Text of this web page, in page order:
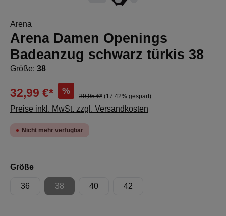
Arena
Arena Damen Openings
Badeanzug schwarz türkis 38
Größe: 38
32,99 €* %
39,95 €* (17.42% gespart)
Preise inkl. MwSt. zzgl. Versandkosten
Nicht mehr verfügbar
Größeauswählen
36 38
(Diese Option ist zurzeit nicht verfügbar.)
40 42